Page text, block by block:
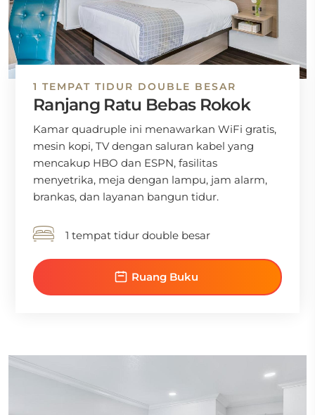
1 TEMPAT TIDUR DOUBLE BESAR
Ranjang Ratu Bebas Rokok
Kamar quadruple ini menawarkan WiFi gratis,
mesin kopi, TV dengan saluran kabel yang
mencakup HBO dan ESPN, fasilitas
menyetrika, meja dengan lampu, jam alarm,
brankas, dan layanan bangun tidur.
1 tempat tidur double besar
Ruang Buku